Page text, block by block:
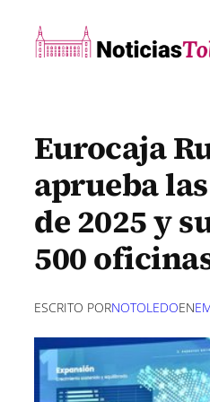
contenido
Eurocaja
aprueba
de 2025 y
500
ESCRITO PORNOTOLEDOEN